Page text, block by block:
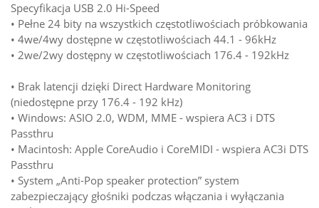
Specyfikacja USB 2.0 Hi-Speed
• Pełne 24 bity na wszystkich częstotliwościach próbkowania
• 4we/4wy dostępne w częstotliwościach 44.1 - 96kHz
• 2we/2wy dostępny w częstotliwościach 176.4 - 192kHz
• Brak latencji dzięki Direct Hardware Monitoring
(niedostępne przy 176.4 - 192 kHz)
• Windows: ASIO 2.0, WDM, MME - wspiera AC3 i DTS
Passthru
• Macintosh: Apple CoreAudio i CoreMIDI - wspiera AC3i DTS
Passthru
• System „Anti-Pop speaker protection” system
zabezpieczający głośniki podczas włączania i wyłączania